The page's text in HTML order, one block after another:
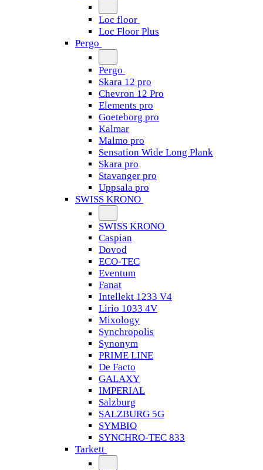
Loc floor
Loc Floor Plus
Pergo
Pergo
Skara 12 pro
Chevron 12 Pro
Elements pro
Goeteborg pro
Kalmar
Malmo pro
Sensation Wide Long Plank
Skara pro
Stavanger pro
Uppsala pro
SWISS KRONO
SWISS KRONO
Caspian
Dovod
ECO-TEC
Eventum
Fanat
Intellekt 1233 V4
Lirio 1033 4V
Mixology
Synchropolis
Synonym
PRIME LINE
De Facto
GALAXY
IMPERIAL
Salzburg
SALZBURG 5G
SYMBIO
SYNCHRO-TEC 833
Tarkett